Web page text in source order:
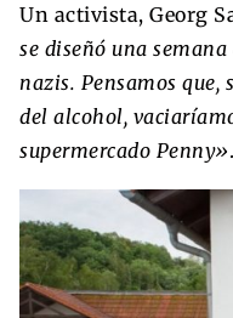
Un activista, Georg
se diseñó una
nazis. Pensamos
del alcohol,
supermercado Penny».